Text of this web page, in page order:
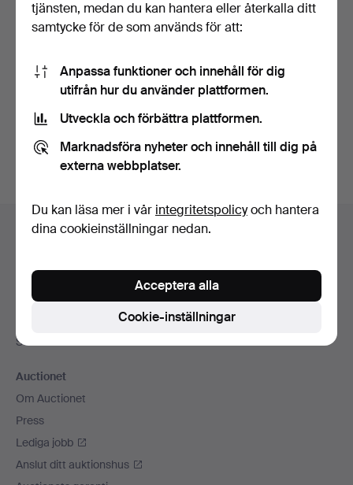
Bevaka sökning
Du kan också söka i vårt arkiv med avslutade auktioner
Sidfotsnavigation
Hjälp och kontakt
Alla auktionshus
Betalningsalternativ
Sociala medier
Auctionet
Om Auctionet
Press
Lediga jobb
Anslut ditt auktionshus
tjänsten, medan du kan hantera eller återkalla ditt
samtycke för de som används för att:
Anpassa funktioner och innehåll för dig
utifrån hur du använder plattformen.
Utveckla och förbättra plattformen.
Marknadsföra nyheter och innehåll till dig på
externa webbplatser.
Du kan läsa mer i vår integritetspolicyoch hantera
dina cookieinställningar nedan.
Cookie-inställningar
Acceptera alla